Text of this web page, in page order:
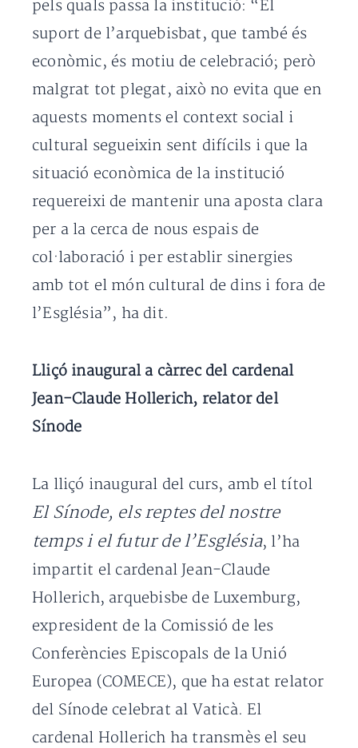
pels quals passa la institució: “El
suport de l’arquebisbat, que també és
econòmic, és motiu de celebració; però
malgrat tot plegat, això no evita que en
aquests moments el context social i
cultural segueixin sent difícils i que la
situació econòmica de la institució
requereixi de mantenir una aposta clara
per a la cerca de nous espais de
col·laboració i per establir sinergies
amb tot el món cultural de dins i fora de
l’Església”, ha dit.
Lliçó inaugural a càrrec del cardenal
Jean-Claude Hollerich, relator del
Sínode
La lliçó inaugural del curs, amb el títol
El Sínode, els reptes del nostre
temps i el futur de l’Església, l’ha
impartit el cardenal Jean-Claude
Hollerich, arquebisbe de Luxemburg,
expresident de la Comissió de les
Conferències Episcopals de la Unió
Europea (COMECE), que ha estat relator
del Sínode celebrat al Vaticà. El
cardenal Hollerich ha transmès el seu